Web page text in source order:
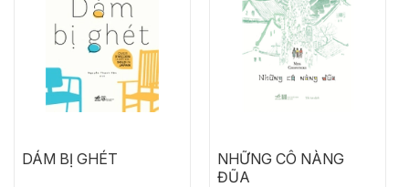
DÁM BỊ GHÉT
NHỮNG CÔ NÀNG
ĐŨA